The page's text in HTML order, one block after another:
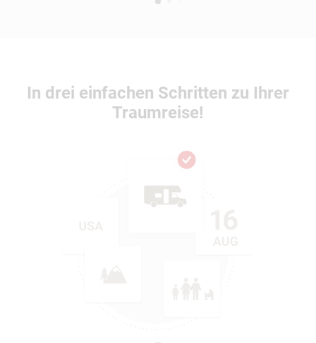
In drei einfachen Schritten zu Ihrer
Traumreise!